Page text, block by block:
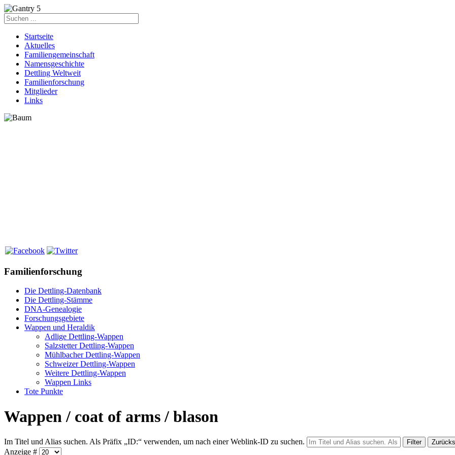
Startseite
Aktuelles
Familiengemeinschaft
Namensgeschichte
Dettling Weltweit
Familienforschung
Mitglieder
Links
Familienforschung
Die Dettling-Datenbank
Die Dettling-Stämme
DNA-Genealogie
Forschungsgebiete
Wappen und Heraldik
Adlige Dettling-Wappen
Salzstetter Dettling-Wappen
Mühlbacher Dettling-Wappen
Schweizer Dettling-Wappen
Weitere Dettling-Wappen
Wappen Links
Tote Punkte
Wappen / coat of arms / blason
Im Titel und Alias suchen. Als Präfix „ID:“ verwenden, um nach einer Weblink-ID zu suchen. Filter
Anzeige #